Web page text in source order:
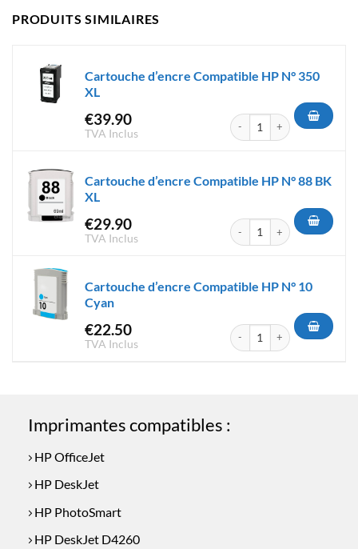
PRODUITS SIMILAIRES
Cartouche d’encre Compatible HP N° 350
XL
€39.90
TVA Inclus
quantité de Cartouche
Cartouche d’encre Compatible HP N° 88 BK
XL
€29.90
TVA Inclus
quantité de Cartouche
Cartouche d’encre Compatible HP N° 10
Cyan
€22.50
TVA Inclus
quantité de Cartouche
Imprimantes compatibles :
HP OfficeJet
HP DeskJet
HP PhotoSmart
HP DeskJet D4260